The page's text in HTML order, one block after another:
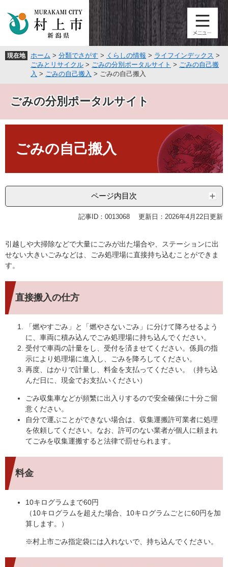
頭
飛
へ
現在地 ホーム > 分類でさがす > くらしの情報 > ライフインデックス >
ごみとリサイクル > ごみの分別ポータルサイト > ごみの自己搬
入 > ごみの自己搬入 > ごみの自己搬入
ごみの分別ポータルサイト
ごみの自己搬入
ページ内目次
記事ID：0013068 更新日：2026年4月22日更新
引越しや大掃除などで大量にごみが出た場合や、ステーションに出
せない大きいごみなどは、ごみ処理場に直接持ち込むことができま
す。
直接搬入の仕方
「燃やすごみ」と「燃やさないごみ」に分けて降ろせるよう
に、車両に積み込んでごみ処理場に持ち込んでください。
受付で車両の計量をし、受付を済ませてください。係員の指
示により処理場に進入し、ごみを降ろしてください。
再度、はかりで計量し、料金を支払ってください。（持ち込
んだ日に、現金でお支払いください）
ごみ収集車などが頻繁に出入りするので安全確保に十分ご留
意ください。
自分で運ぶことができない場合は、収集運搬許可業者に処理
を依頼してください。なお、許可のない業者が個人に頼まれ
てごみを収集運搬すると法律で罰せられます。
料金
10キログラムまで60円
（10キログラムを超えた場合、10キログラムごとに60円を加
算します。）
※村上市ごみ指定袋には入れないで、持ち込んでください。